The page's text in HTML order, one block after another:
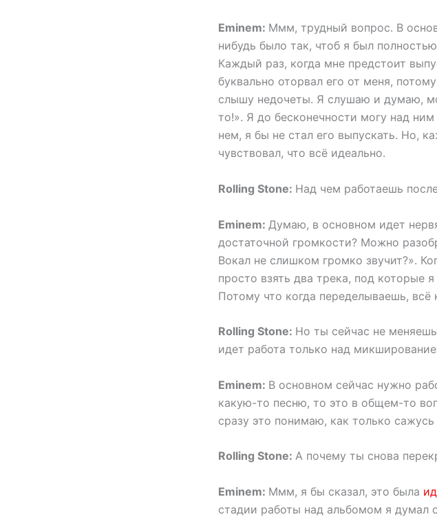
Eminem: Ммм, трудный вопрос. В
нибудь было так, чтоб я был
Каждый раз, когда мне предстоит
буквально оторвал его от меня,
слышу недочеты. Я слушаю и думаю,
то!». Я до бесконечности могу над
нем, я бы не стал его выпускать. Но,
чувствовал, что всё идеально.
Rolling Stone: Над чем работаешь
Eminem: Думаю, в основном идет
достаточной громкости? Можно
Вокал не слишком громко звучит?».
просто взять два трека, под которые
Потому что когда переделываешь, всё
Rolling Stone: Но ты сейчас не меняешь
идет работа только над
Eminem: В основном сейчас нужно
какую-то песню, то это в общем-то
сразу это понимаю, как только
Rolling Stone: А почему ты снова
Eminem: Ммм, я бы сказал, это была
стадии работы над альбомом я думал